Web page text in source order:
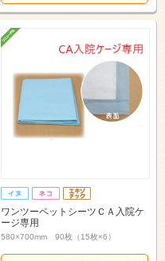
ワンツーペットシーツＣＡ入院ケ
ージ専用
580×700mm 90枚（15枚×6）